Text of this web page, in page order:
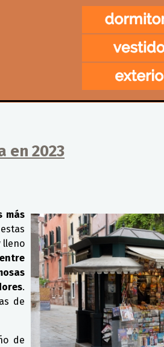
en 2023
más
lleno
.
de
de